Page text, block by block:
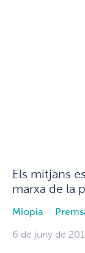
Els mitjans
marxa de la
Miopia
6 de juny de